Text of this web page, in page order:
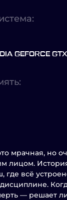
GEFORCE
мрачная, но
лицом.
всё
— решает